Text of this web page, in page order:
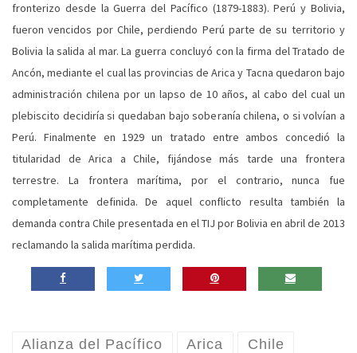
fronterizo desde la Guerra del Pacífico (1879-1883). Perú y Bolivia,
fueron vencidos por Chile, perdiendo Perú parte de su territorio y
Bolivia la salida al mar. La guerra concluyó con la firma del Tratado de
Ancón, mediante el cual las provincias de Arica y Tacna quedaron bajo
administración chilena por un lapso de 10 años, al cabo del cual un
plebiscito decidiría si quedaban bajo soberanía chilena, o si volvían a
Perú. Finalmente en 1929 un tratado entre ambos concedió la
titularidad de Arica a Chile, fijándose más tarde una frontera
terrestre. La frontera marítima, por el contrario, nunca fue
completamente definida. De aquel conflicto resulta también la
demanda contra Chile presentada en el TIJ por Bolivia en abril de 2013
reclamando la salida marítima perdida.
Alianza del Pacífico Arica Chile